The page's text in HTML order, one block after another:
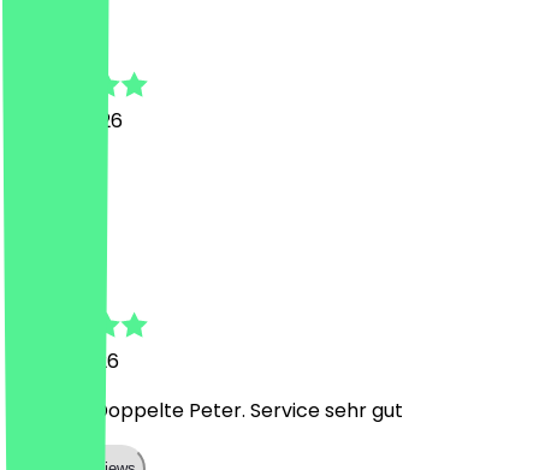
22. Mai 2026
15. Mai 2026
Lecker 2 Doppelte Peter. Service sehr gut